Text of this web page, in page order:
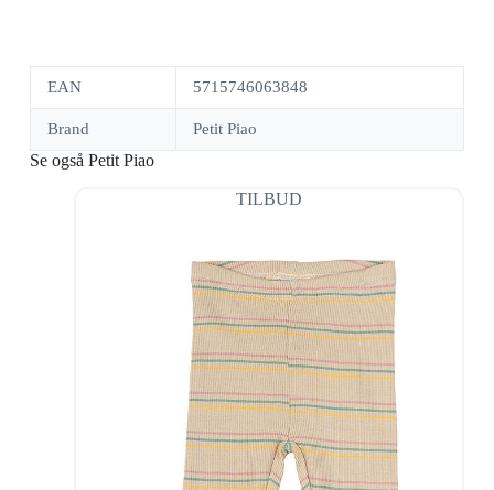
EAN 5715746063848
Brand Petit Piao
Se også Petit Piao
TILBUD